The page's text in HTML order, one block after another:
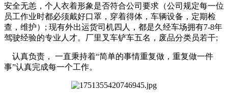
安全无恙，个人衣着形象是否符合公司要求（公司规定每一位
员工作业时都必须戴好口罩，穿着得体，车辆设备，定期检
查，维护）; 现有外出运货司机四人，都是久经车场拥有7-8年
驾驶经验的专业人才。厂里叉车铲车五名，废品分类员若干;
认真负责， 一直秉持着“简单的事情重复做，重复做一件
事”认真完成每一个工作。